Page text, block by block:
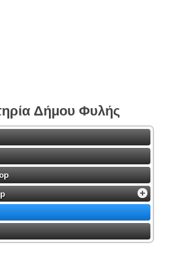
Δήμου Φυλής